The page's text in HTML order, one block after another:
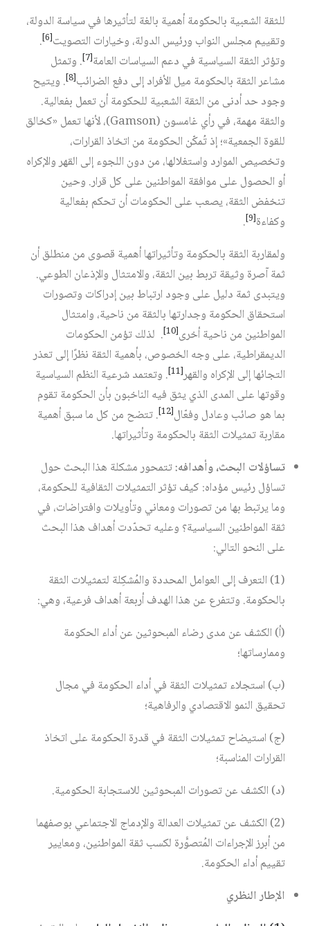
للثقة الشعبية بالحكومة أهمية بالغة لتأثيرها في سياسة الدولة،
وتقييم مجلس النواب ورئيس الدولة، وخيارات التصويت[6]
.
وتؤثر الثقة السياسية في دعم السياسات العامة[7] . وتمثل
مشاعر الثقة بالحكومة ميل الأفراد إلى دفع الضرائب[8] . ويتيح
وجود حد أدنى من الثقة الشعبية للحكومة أن تعمل بفعالية.
والثقة مهمة، في رأي غامسون (Gamson)، لأنها تعمل «كخالق
للقوة الجمعية»؛ إذ تُمكّن الحكومة من اتخاذ القرارات،
وتخصيص الموارد واستغلالها، من دون اللجوء إلى القهر والإكراه
أو الحصول على موافقة المواطنين على كل قرار. وحين
تنخفض الثقة، يصعب على الحكومات أن تحكم بفعالية
وكفاءة[9]
.
ولمقاربة الثقة بالحكومة وتأثيراتها أهمية قصوى من منطلق أن
ثمة آصرة وثيقة تربط بين الثقة، والامتثال والإذعان الطوعي.
ويتبدى ثمة دليل على وجود ارتباط بين إدراكات وتصورات
استحقاق الحكومة وجدارتها بالثقة من ناحية، وامتثال
المواطنين من ناحية أخرى[10]
. لذلك تؤمن الحكومات
الديمقراطية، على وجه الخصوص، بأهمية الثقة نظرًا إلى تعذر
التجائها إلى الإكراه والقهر[11]
. وتعتمد شرعية النظم السياسية
وقوتها على المدى الذي يثق فيه الناخبون بأن الحكومة تقوم
بما هو صائب وعادل وفعّال[12]
. تتضح من كل ما سبق أهمية
مقاربة تمثيلات الثقة بالحكومة وتأثيراتها.
تساؤلات البحث،وأهدافه:تتمحور مشكلة هذا البحث حول
تساؤل رئيس مؤداه: كيف تؤثر التمثيلات الثقافية للحكومة،
وما يرتبط بها من تصورات ومعاني وتأويلات وافتراضات، في
ثقة المواطنين السياسية؟ وعليه تحدّدت أهداف هذا البحث
على النحو التالي:
(1) التعرف إلى العوامل المحددة والمُشكِلة لتمثيلات الثقة
بالحكومة. وتتفرع عن هذا الهدف أربعة أهداف فرعية، وهي:
(أ) الكشف عن مدى رضاء المبحوثين عن أداء الحكومة
وممارساتها؛
(ب) استجلاء تمثيلات الثقة في أداء الحكومة في مجال
تحقيق النمو الاقتصادي والرفاهية؛
(ج) استيضاح تمثيلات الثقة في قدرة الحكومة على اتخاذ
القرارات المناسبة؛
(د) الكشف عن تصورات المبحوثين للاستجابة الحكومية.
(2) الكشف عن تمثيلات العدالة والإدماج الاجتماعي بوصفهما
من أبرز الإجراءات المُتصوًّرة لكسب ثقة المواطنين، ومعايير
تقييم أداء الحكومة.
الإطارالنظري